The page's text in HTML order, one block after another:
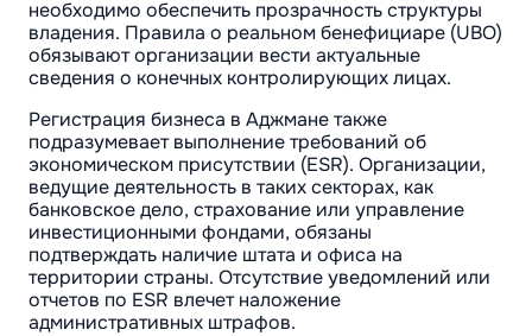
необходимо обеспечить прозрачность структуры
владения. Правила о реальном бенефициаре (UBO)
обязывают организации вести актуальные
сведения о конечных контролирующих лицах.
Регистрация бизнеса в Аджмане также
подразумевает выполнение требований об
экономическом присутствии (ESR). Организации,
ведущие деятельность в таких секторах, как
банковское дело, страхование или управление
инвестиционными фондами, обязаны
подтверждать наличие штата и офиса на
территории страны. Отсутствие уведомлений или
отчетов по ESR влечет наложение
административных штрафов.